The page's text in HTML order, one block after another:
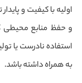
اولیه با کیفیت و
و حفظ منابع محیطی
استفاده نادرست یا
به همراه داشته باشد.